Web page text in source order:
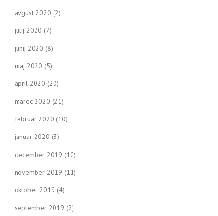
avgust 2020 (2)
julij 2020 (7)
junij 2020 (8)
maj 2020 (5)
april 2020 (20)
marec 2020 (21)
februar 2020 (10)
januar 2020 (3)
december 2019 (10)
november 2019 (11)
oktober 2019 (4)
september 2019 (2)